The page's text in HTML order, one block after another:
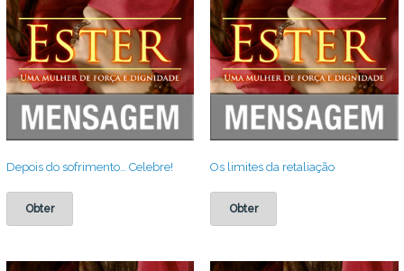
Depois do sofrimento… Celebre!
Obter
Os limites da retaliação
Obter